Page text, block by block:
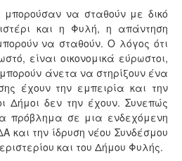
να σταθούν με δικό
και η Φυλή, η απάντηση
να σταθούν. Ο λόγος ότι
είναι οικονομικά εύρωστοι,
άνετα να στηρίξουν ένα
έχουν την εμπειρία και την
Δήμοι δεν την έχουν. Συνεπώς
πρόβλημα σε μια ενδεχόμενη
και την ίδρυση νέου Συνδέσμου
και του Δήμου Φυλής.